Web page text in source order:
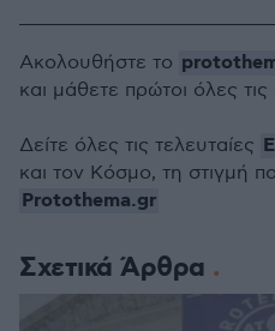
Σχετικά Άρθρα
Ακολουθήστε το
και μάθετε πρώτοι όλες τις
Δείτε όλες τις τελευταίες
και τον Κόσμο, τη στιγμή
Protothema.gr